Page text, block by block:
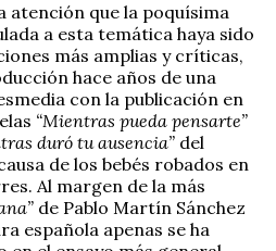
atención que la poquísima
a esta temática haya sido
más amplias y críticas,
hace años de una
con la publicación en
“Mientras pueda pensarte”
duró tu ausencia” del
de los bebés robados en
Al margen de la más
de Pablo Martín Sánchez
española apenas se ha